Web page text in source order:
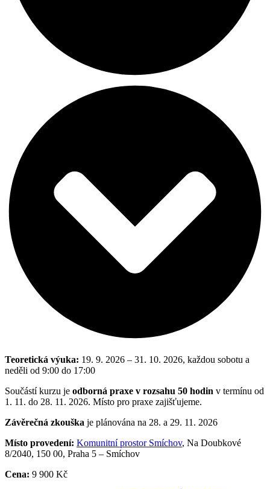
Teoretická výuka: 19. 9. 2026 – 31. 10. 2026, každou sobotu a
neděli od 9:00 do 17:00
Součástí kurzu je odborná praxe v rozsahu 50 hodin v termínu od
1. 11. do 28. 11. 2026. Místo pro praxe zajišťujeme.
Závěrečná zkouška je plánována na 28. a 29. 11. 2026
Místo provedení: Komunitní prostor Smíchov, Na Doubkové
8/2040, 150 00, Praha 5 – Smíchov
Cena: 9 900 Kč